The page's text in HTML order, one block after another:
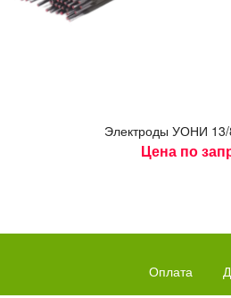
Элек­тро­ды У­ОНИ 13/
Цена по
Оплата